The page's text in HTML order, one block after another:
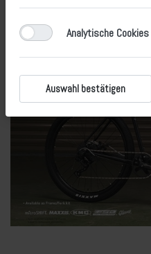
Analytische Cookies
Auswahl bestätigen